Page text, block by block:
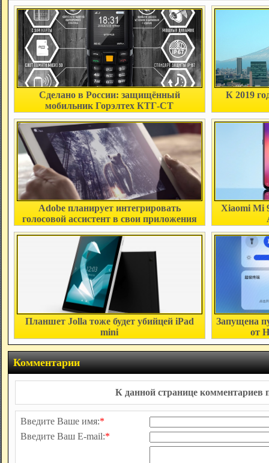
Сделано в России: защищённый
мобильник Горэлтех КТГ-СТ
К 2019
Adobe планирует интегрировать
голосовой ассистент в свои приложения
Xiaomi Mi
Планшет Jolla тоже будет убийцей iPad
mini
Запущена
от
Комментарии
К данной странице комментариев
Введите Ваше имя:*
Введите Ваш E-mail:*